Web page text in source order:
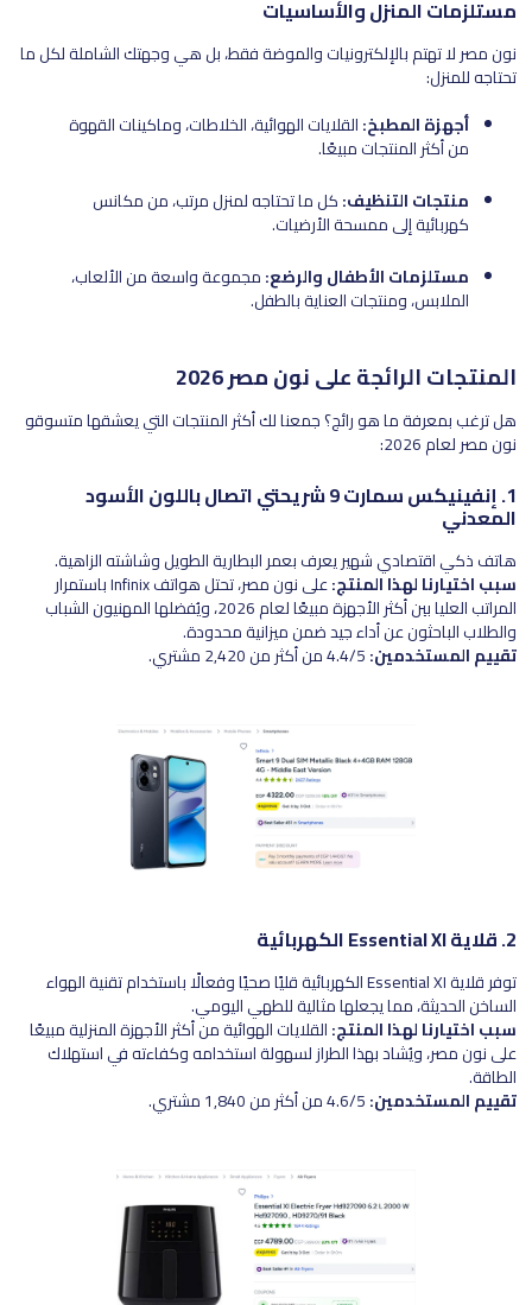
مستلزمات المنزل والأساسيات
نون مصر لا تهتم بالإلكترونيات والموضة فقط، بل هي وجهتك الشاملة لكل ما
تحتاجه للمنزل:
أجهزة المطبخ:القلايات الهوائية، الخلاطات، وماكينات القهوة
من أكثر المنتجات مبيعًا.
منتجات التنظيف:كل ما تحتاجه لمنزل مرتب، من مكانس
كهربائية إلى ممسحة الأرضيات.
مستلزمات الأطفال والرضع:مجموعة واسعة من الألعاب،
الملابس، ومنتجات العناية بالطفل.
المنتجات الرائجة على نون مصر 2026
هل ترغب بمعرفة ما هو رائج؟ جمعنا لك أكثر المنتجات التي يعشقها متسوقو
نون مصر لعام 2026:
1. إنفينيكس سمارت 9 شريحتي اتصال باللون الأسود
المعدني
هاتف ذكي اقتصادي شهير يعرف بعمر البطارية الطويل وشاشته الزاهية.
سبب اختيارنا لهذا المنتج: على نون مصر، تحتل هواتف Infinix باستمرار
المراتب العليا بين أكثر الأجهزة مبيعًا لعام 2026، ويُفضلها المهنيون الشباب
والطلاب الباحثون عن أداء جيد ضمن ميزانية محدودة.
تقييم المستخدمين:
2. قلاية Essential XI الكهربائية
توفر قلاية Essential XI الكهربائية قليًا صحيًا وفعالًا باستخدام تقنية الهواء
الساخن الحديثة، مما يجعلها مثالية للطهي اليومي.
سبب اختيارنا لهذا المنتج:القلايات الهوائية من أكثر الأجهزة المنزلية مبيعًا
على نون مصر، ويُشاد بهذا الطراز لسهولة استخدامه وكفاءته في استهلاك
الطاقة.
تقييم المستخدمين: